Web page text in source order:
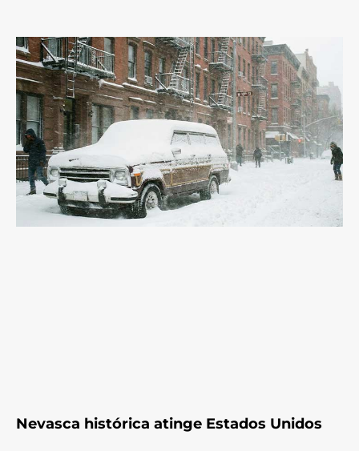
Nevasca histórica atinge Estados Unidos